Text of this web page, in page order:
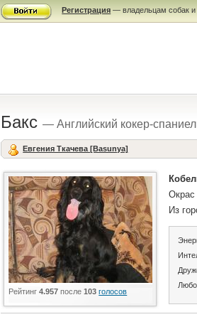
Регистрация — владельцам собак и
Бакс— Английский кокер-
Евгения Ткачева [Basunya]
Рейтинг4.957 после103 голосов
Из